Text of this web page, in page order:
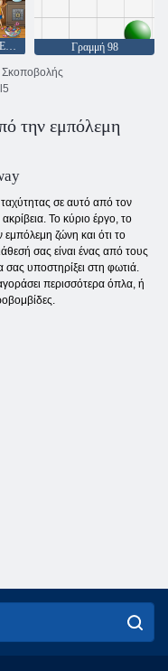
Amgel Kids Room Escape 414
Γραμμή 98
Σκοποβολής
την εμπόλεμη
ταχύτητας σε αυτό από τον
Το κύριο έργο, το
ζώνη και ότι το
σας είναι ένας από τους
σας υποστηρίξει στη φωτιά.
περισσότερα όπλα, ή